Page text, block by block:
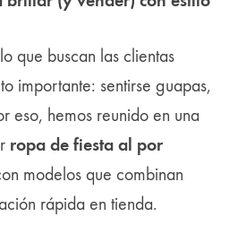
que buscan las clientas
importante: sentirse guapas,
eso, hemos reunido en una
ropa de fiesta al por
modelos que combinan
rápida en tienda.